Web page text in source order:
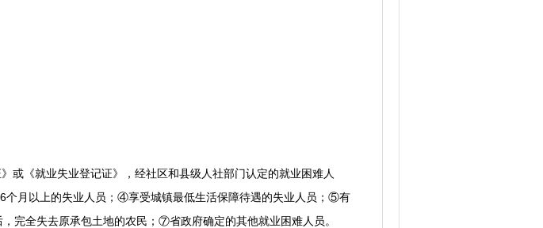
《就业失业登记证》，经社区和县级人社部门认定的就业困难人
月以上的失业人员；④享受城镇最低生活保障待遇的失业人员；⑤有
完全失去原承包土地的农民；⑦省政府确定的其他就业困难人员。